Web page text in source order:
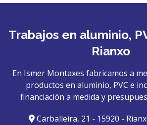
Trabajos en aluminio,
Rianxo
En Ismer Montaxes fabricamos a
productos en aluminio, PVC e
financiación a medida y
Carballeira, 21 - 15920 -